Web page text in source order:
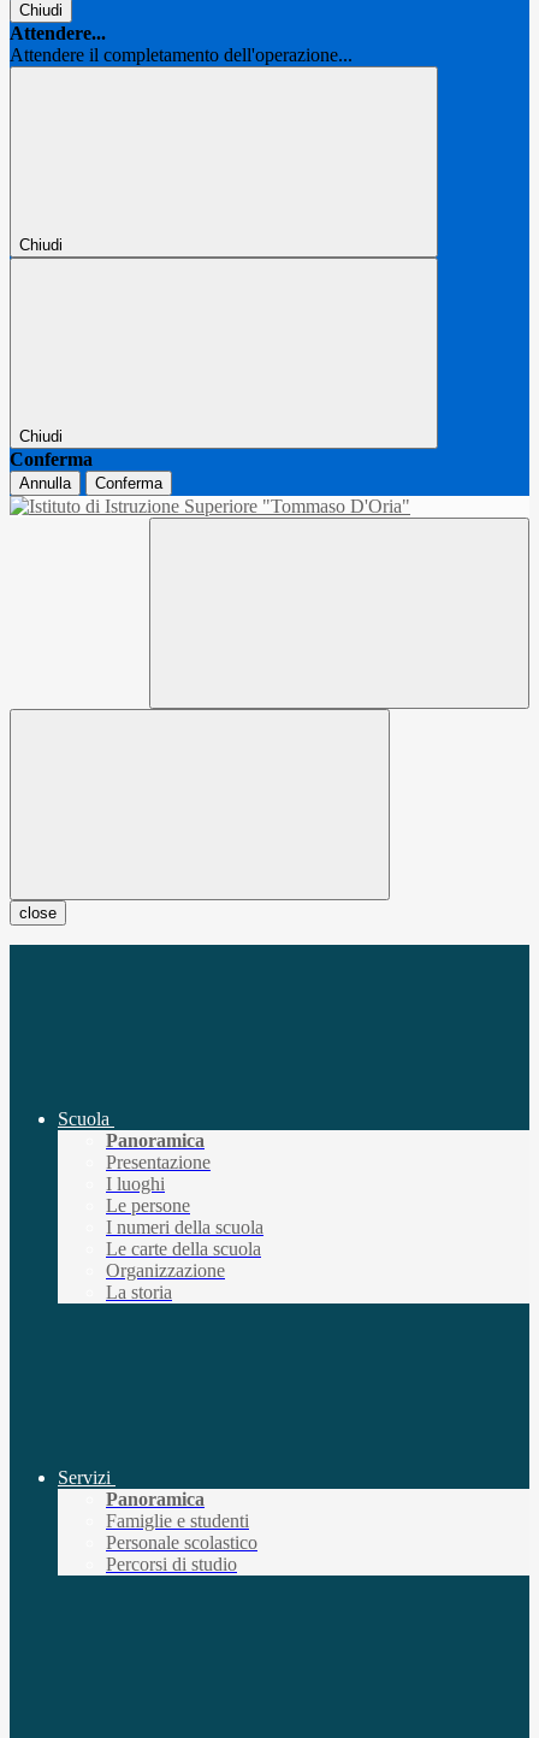
Chiudi
Attendere...
Attendere il completamento dell'operazione...
Chiudi
Chiudi
Conferma
Annulla Conferma
close
Scuola
Panoramica
Presentazione
I luoghi
Le persone
I numeri della scuola
Le carte della scuola
Organizzazione
La storia
Servizi
Panoramica
Famiglie e studenti
Personale scolastico
Percorsi di studio